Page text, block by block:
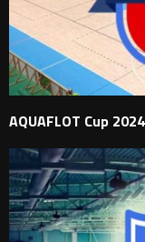
AQUAFLOT Cup